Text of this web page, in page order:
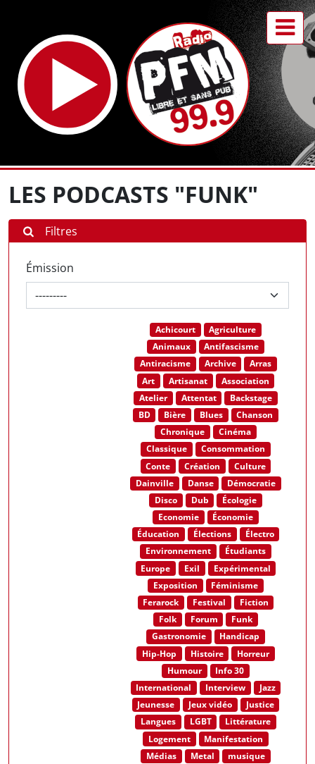
LES PODCASTS "FUNK"
Filtres
Émission
Achicourt
Agriculture
Animaux
Antifascisme
Antiracisme
Archive
Arras
Art
Artisanat
Association
Atelier
Attentat
Backstage
BD
Bière Blues
Chanson
Chronique
Cinéma
Classique
Consommation
Conte
Création
Culture
Dainville
Danse
Démocratie
Disco
Dub
Écologie
Economie
Économie
Éducation
Élections
Électro
Environnement
Étudiants
Europe
Exil
Expérimental
Exposition
Féminisme
Ferarock
Festival
Fiction
Folk
Forum
Funk
Gastronomie
Handicap
Hip-Hop
Histoire
Horreur
Humour
Info 30
International
Interview
Jazz
Jeunesse
Jeux vidéo
Justice
Langues
LGBT
Littérature
Logement
Manifestation
Médias
Metal
musique